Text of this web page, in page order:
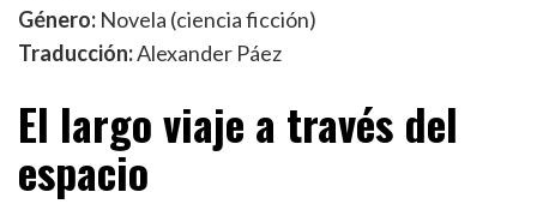
Género: Novela (ciencia ficción)
Traducción:Alexander Páez
El largo viaje a través del
espacio